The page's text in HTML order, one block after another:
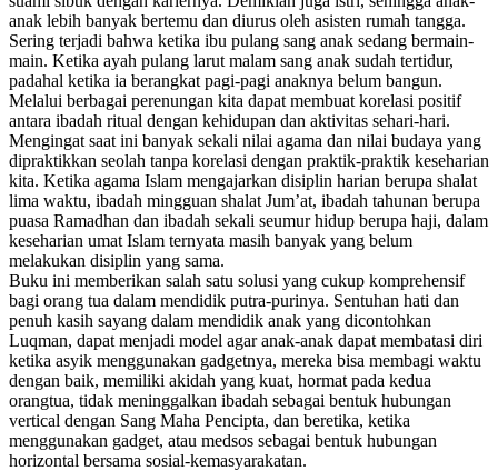
anak lebih banyak bertemu dan diurus oleh asisten rumah tangga.
Sering terjadi bahwa ketika ibu pulang sang anak sedang bermain-
main. Ketika ayah pulang larut malam sang anak sudah tertidur,
padahal ketika ia berangkat pagi-pagi anaknya belum bangun.
Melalui berbagai perenungan kita dapat membuat korelasi positif
antara ibadah ritual dengan kehidupan dan aktivitas sehari-hari.
Mengingat saat ini banyak sekali nilai agama dan nilai budaya yang
dipraktikkan seolah tanpa korelasi dengan praktik-praktik keseharian
kita. Ketika agama Islam mengajarkan disiplin harian berupa shalat
lima waktu, ibadah mingguan shalat Jum’at, ibadah tahunan berupa
puasa Ramadhan dan ibadah sekali seumur hidup berupa haji, dalam
keseharian umat Islam ternyata masih banyak yang belum
melakukan disiplin yang sama.
Buku ini memberikan salah satu solusi yang cukup komprehensif
bagi orang tua dalam mendidik putra-purinya. Sentuhan hati dan
penuh kasih sayang dalam mendidik anak yang dicontohkan
Luqman, dapat menjadi model agar anak-anak dapat membatasi diri
ketika asyik menggunakan gadgetnya, mereka bisa membagi waktu
dengan baik, memiliki akidah yang kuat, hormat pada kedua
orangtua, tidak meninggalkan ibadah sebagai bentuk hubungan
vertical dengan Sang Maha Pencipta, dan beretika, ketika
menggunakan gadget, atau medsos sebagai bentuk hubungan
horizontal bersama sosial-kemasyarakatan.